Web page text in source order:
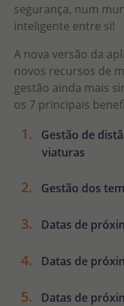
segurança, num
inteligente entre si!
A nova versão da
novos recursos de
gestão ainda mais
os 7 principais
Gestão de
viaturas
Gestão dos
Datas de
Datas de
Datas de